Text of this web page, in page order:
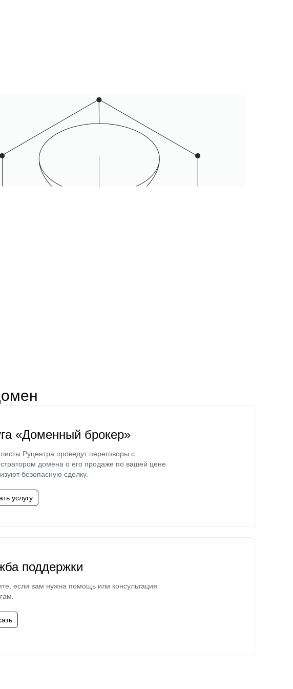
«Доменный брокер»
Руцентра проведут переговоры с
домена о его продаже по вашей цене
безопасную сделку.
услугу
поддержки
если вам нужна помощь или консультация